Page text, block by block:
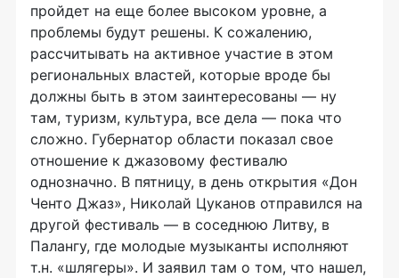
пройдет на еще более высоком уровне, а
проблемы будут решены. К сожалению,
рассчитывать на активное участие в этом
региональных властей, которые вроде бы
должны быть в этом заинтересованы — ну
там, туризм, культура, все дела — пока что
сложно. Губернатор области показал свое
отношение к джазовому фестивалю
однозначно. В пятницу, в день открытия «Дон
Ченто Джаз», Николай Цуканов отправился на
другой фестиваль — в соседнюю Литву, в
Палангу, где молодые музыканты исполняют
т.н. «шлягеры». И заявил там о том, что нашел,